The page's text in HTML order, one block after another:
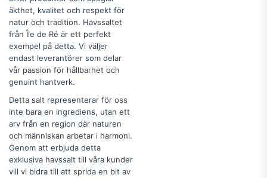
äkthet, kvalitet och respekt för
natur och tradition. Havssaltet
från Île de Ré är ett perfekt
exempel på detta. Vi väljer
endast leverantörer som delar
vår passion för hållbarhet och
genuint hantverk.
Detta salt representerar för oss
inte bara en ingrediens, utan ett
arv från en region där naturen
och människan arbetar i harmoni.
Genom att erbjuda detta
exklusiva havssalt till våra kunder
vill vi bidra till att sprida en bit av